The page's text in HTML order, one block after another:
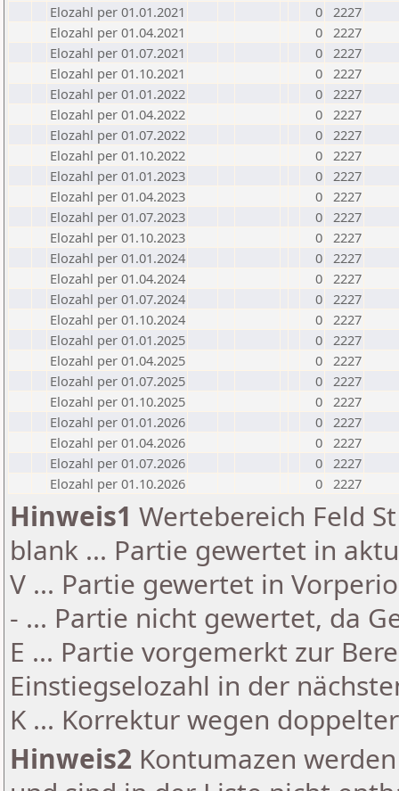
Elozahl per 01.01.2021
0 2227
Elozahl per 01.04.2021
0 2227
Elozahl per 01.07.2021
0 2227
Elozahl per 01.10.2021
0 2227
Elozahl per 01.01.2022
0 2227
Elozahl per 01.04.2022
0 2227
Elozahl per 01.07.2022
0 2227
Elozahl per 01.10.2022
0 2227
Elozahl per 01.01.2023
0 2227
Elozahl per 01.04.2023
0 2227
Elozahl per 01.07.2023
0 2227
Elozahl per 01.10.2023
0 2227
Elozahl per 01.01.2024
0 2227
Elozahl per 01.04.2024
0 2227
Elozahl per 01.07.2024
0 2227
Elozahl per 01.10.2024
0 2227
Elozahl per 01.01.2025
0 2227
Elozahl per 01.04.2025
0 2227
Elozahl per 01.07.2025
0 2227
Elozahl per 01.10.2025
0 2227
Elozahl per 01.01.2026
0 2227
Elozahl per 01.04.2026
0 2227
Elozahl per 01.07.2026
0 2227
Elozahl per 01.10.2026
0 2227
Hinweis1 Wertebereich Feld
blank ... Partie gewertet in
V ... Partie gewertet in
- ... Partie nicht gewertet, da
E ... Partie vorgemerkt zur
Einstiegselozahl in der
K ... Korrektur wegen
Hinweis2 Kontumazen